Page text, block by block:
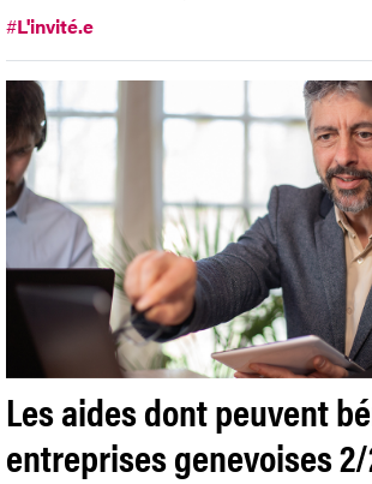
#L'invité.e
Les aides dont peuvent
entreprises genevoises